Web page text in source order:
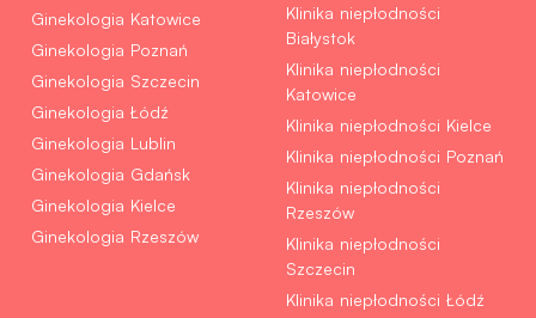
Ginekologia Katowice
Ginekologia Poznań
Ginekologia Szczecin
Ginekologia Łódź
Ginekologia Lublin
Ginekologia Gdańsk
Ginekologia Kielce
Ginekologia Rzeszów
Klinika niepłodności
Białystok
Klinika niepłodności
Katowice
Klinika niepłodności Kielce
Klinika niepłodności Poznań
Klinika niepłodności
Rzeszów
Klinika niepłodności
Szczecin
Klinika niepłodności Łódź